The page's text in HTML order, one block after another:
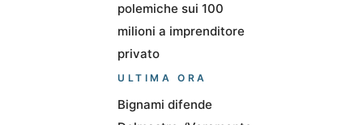
polemiche sui 100
milioni a imprenditore
privato
ULTIMA ORA
Bignami difende